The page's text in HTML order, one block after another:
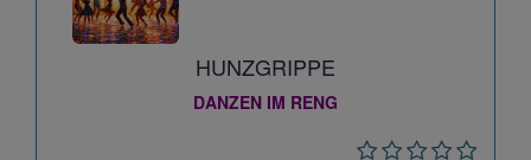
HUNZGRIPPE
DANZEN IM RENG